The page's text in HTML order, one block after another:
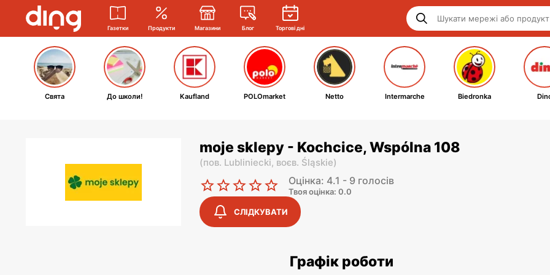
Газетки Продукти Магазини Блог Торгові дні
Свята До школи! Kaufland POLOmarket Netto Intermarche Biedronka
moje sklepy - Kochcice, Wspólna 108
(пов. Lubliniecki, воєв. Śląskie)
Оцінка: 4.1 - 9 голосів
Твоя оцінка: 0.0
СЛІДКУВАТИ
Графік роботи